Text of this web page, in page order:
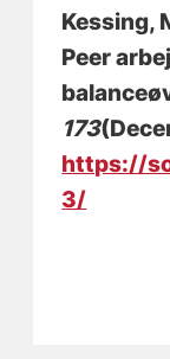
Kessing,
Peer
173
https://
3/